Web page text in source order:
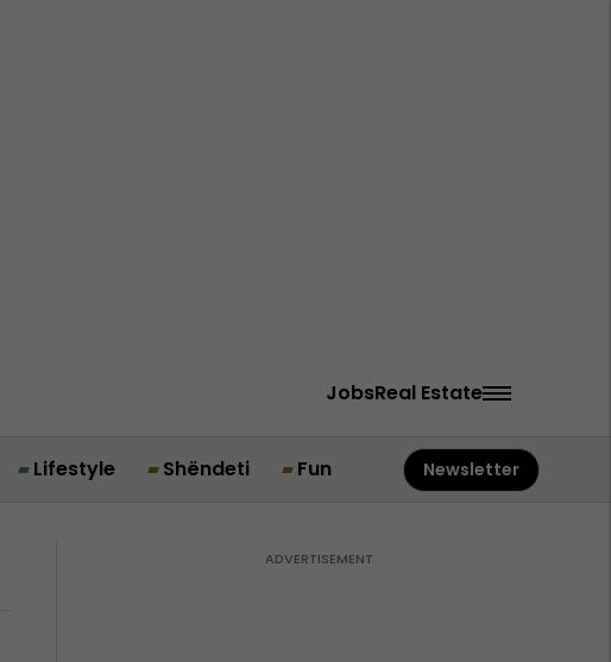
JobsReal Estate
Lifestyle Shëndeti Fun Newsletter